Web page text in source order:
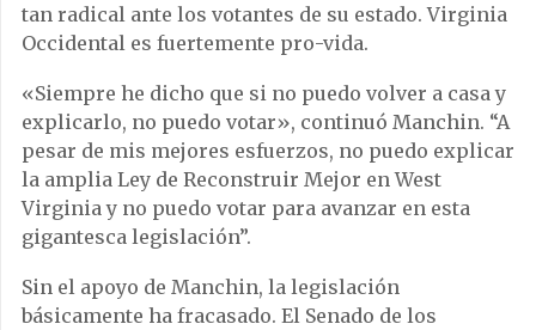
tan radical ante los votantes de su estado. Virginia
Occidental es fuertemente pro-vida.
«Siempre he dicho que si no puedo volver a casa y
explicarlo, no puedo votar», continuó Manchin. “A
pesar de mis mejores esfuerzos, no puedo explicar
la amplia Ley de Reconstruir Mejor en West
Virginia y no puedo votar para avanzar en esta
gigantesca legislación”.
Sin el apoyo de Manchin, la legislación
básicamente ha fracasado. El Senado de los